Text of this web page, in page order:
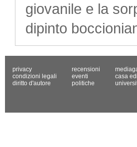
giovanile e la
dipinto
privacy
condizioni legali
diritto d'autore
recensioni
eventi
politiche
casa